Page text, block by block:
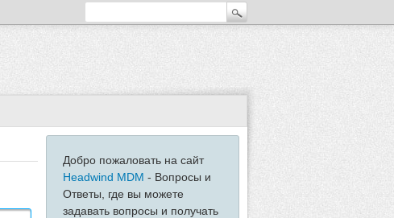
Добро пожаловать на сайт
Headwind MDM - Вопросы и
Ответы, где вы можете
задавать вопросы и получать